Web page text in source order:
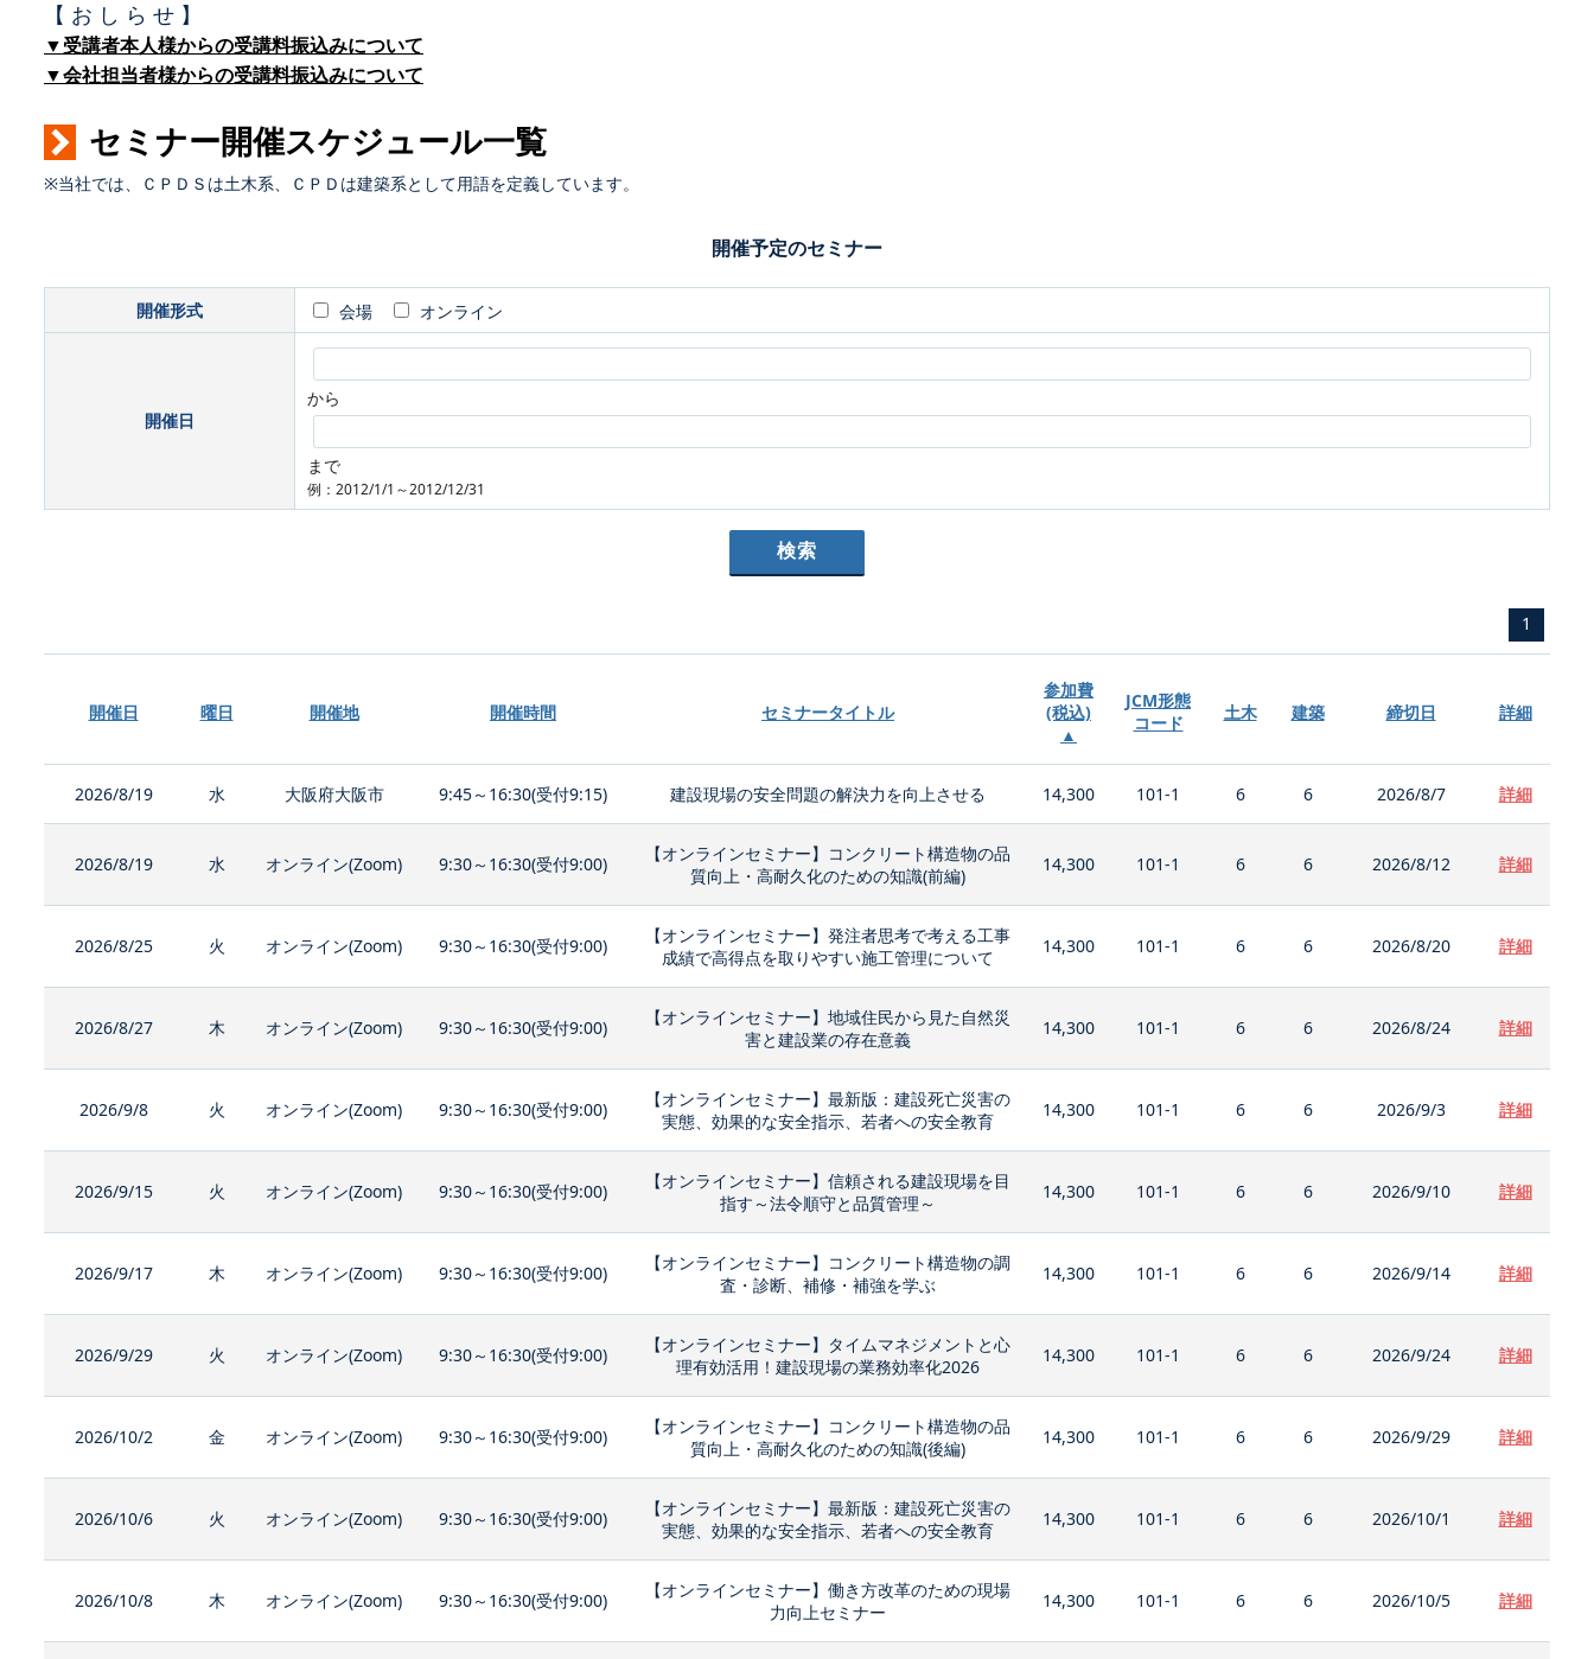
【 お し ら せ 】
▼受講者本人様からの受講料振込みについて
▼会社担当者様からの受講料振込みについて
セミナー開催スケジュール一覧
※当社では、ＣＰＤＳは土木系、ＣＰＤは建築系として用語を定義しています。
開催予定のセミナー
開催形式 会場 オンライン
開催日
から
まで
例：2012/1/1～2012/12/31
1
開催日 曜日 開催地 開催時間 セミナータイトル
参加費
(税込)
▲
JCM形態
コード
土木 建築 締切日 詳細
2026/8/19 水 大阪府大阪市 9:45～16:30(受付9:15) 建設現場の安全問題の解決力を向上させる 14,300 101-1 6 6 2026/8/7 詳細
2026/8/19 水 オンライン(Zoom) 9:30～16:30(受付9:00)
【オンラインセミナー】コンクリート構造物の品
質向上・高耐久化のための知識(前編)
14,300 101-1 6 6 2026/8/12 詳細
2026/8/25 火 オンライン(Zoom) 9:30～16:30(受付9:00)
【オンラインセミナー】発注者思考で考える工事
成績で高得点を取りやすい施工管理について
14,300 101-1 6 6 2026/8/20 詳細
2026/8/27 木 オンライン(Zoom) 9:30～16:30(受付9:00)
【オンラインセミナー】地域住民から見た自然災
害と建設業の存在意義
14,300 101-1 6 6 2026/8/24 詳細
2026/9/8 火 オンライン(Zoom) 9:30～16:30(受付9:00)
【オンラインセミナー】最新版：建設死亡災害の
実態、効果的な安全指示、若者への安全教育
14,300 101-1 6 6 2026/9/3 詳細
2026/9/15 火 オンライン(Zoom) 9:30～16:30(受付9:00)
【オンラインセミナー】信頼される建設現場を目
指す～法令順守と品質管理～
14,300 101-1 6 6 2026/9/10 詳細
2026/9/17 木 オンライン(Zoom) 9:30～16:30(受付9:00)
【オンラインセミナー】コンクリート構造物の調
査・診断、補修・補強を学ぶ
14,300 101-1 6 6 2026/9/14 詳細
2026/9/29 火 オンライン(Zoom) 9:30～16:30(受付9:00)
【オンラインセミナー】タイムマネジメントと心
理有効活用！建設現場の業務効率化2026
14,300 101-1 6 6 2026/9/24 詳細
2026/10/2 金 オンライン(Zoom) 9:30～16:30(受付9:00)
【オンラインセミナー】コンクリート構造物の品
質向上・高耐久化のための知識(後編)
14,300 101-1 6 6 2026/9/29 詳細
2026/10/6 火 オンライン(Zoom) 9:30～16:30(受付9:00)
【オンラインセミナー】最新版：建設死亡災害の
実態、効果的な安全指示、若者への安全教育
14,300 101-1 6 6 2026/10/1 詳細
2026/10/8 木 オンライン(Zoom) 9:30～16:30(受付9:00)
【オンラインセミナー】働き方改革のための現場
力向上セミナー
14,300 101-1 6 6 2026/10/5 詳細